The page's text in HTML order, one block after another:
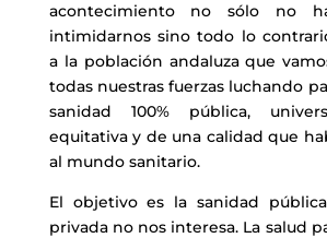
acontecimiento no sólo no
intimidarnos sino todo lo
a la población andaluza que
todas nuestras fuerzas luchando
sanidad 100% pública,
equitativa y de una calidad que
al mundo sanitario.
El objetivo es la sanidad
privada no nos interesa. La salud